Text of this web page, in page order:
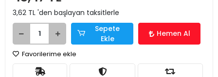
3,62 TL 'den başlayan taksitlerle
Sepete
Ekle
Hemen Al
Favorilerime ekle